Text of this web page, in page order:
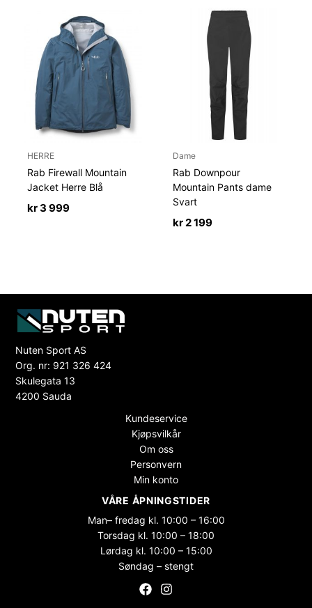
HERRE
Rab Firewall Mountain
Jacket Herre Blå
kr3 999
Dame
Rab Downpour
Mountain Pants dame
Svart
kr2 199
Nuten Sport AS
Org. nr: 921 326 424
Skulegata 13
4200 Sauda
Kundeservice
Kjøpsvilkår
Om oss
Personvern
Min konto
VÅRE ÅPNINGSTIDER
Man– fredag kl. 10:00 – 16:00
Torsdag kl. 10:00 – 18:00
Lørdag kl. 10:00 – 15:00
Søndag – stengt